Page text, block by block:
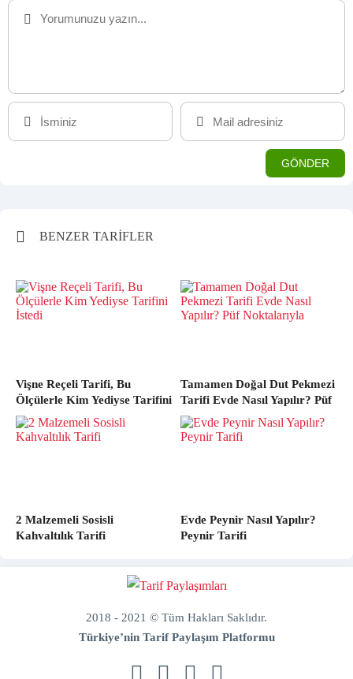
BENZER TARİFLER
Vişne Reçeli Tarifi, Bu
Ölçülerle Kim Yediyse Tarifini
İstedi
Tamamen Doğal Dut Pekmezi
Tarifi Evde Nasıl Yapılır? Püf
Noktalarıyla
2 Malzemeli Sosisli
Kahvaltılık Tarifi
Evde Peynir Nasıl Yapılır?
Peynir Tarifi
2018 - 2021 © Tüm Hakları Saklıdır.
Türkiye’nin Tarif Paylaşım Platformu